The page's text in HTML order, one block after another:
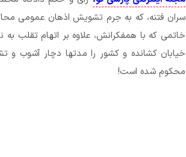
سران فتنه، که به جرم تشویش اذهان عمومی
خاتمی که با همفکرانش، علاوه بر اتهام تقلب به
محکوم شده است!